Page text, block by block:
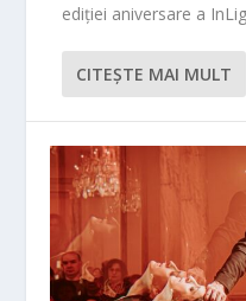
ediției aniversare a
CITEŞTE MAI MULT